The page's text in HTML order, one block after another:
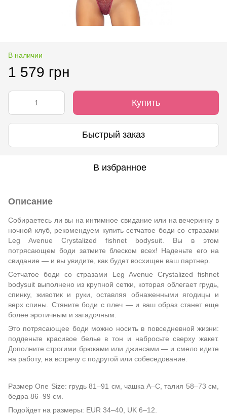
В наличии
1 579 грн
Купить
Быстрый заказ
В избранное
Описание
Собираетесь ли вы на интимное свидание или на вечеринку в
ночной клуб, рекомендуем купить сетчатое боди со стразами
Leg Avenue Crystalized fishnet bodysuit. Вы в этом
потрясающем боди затмите блеском всех! Наденьте его на
свидание — и вы увидите, как будет восхищен ваш партнер.
Сетчатое боди со стразами Leg Avenue Crystalized fishnet
bodysuit выполнено из крупной сетки, которая облегает грудь,
спинку, животик и руки, оставляя обнаженными ягодицы и
верх спины. Стяните боди с плеч — и ваш образ станет еще
более эротичным и загадочным.
Это потрясающее боди можно носить в повседневной жизни:
подденьте красивое белье в тон и набросьте сверху жакет.
Дополните строгими брюками или джинсами — и смело идите
на работу, на встречу с подругой или собеседование.
Размер One Size: грудь 81–91 см, чашка А–С, талия 58–73 см,
бедра 86–99 см.
Подойдет на размеры: EUR 34–40, UK 6–12.